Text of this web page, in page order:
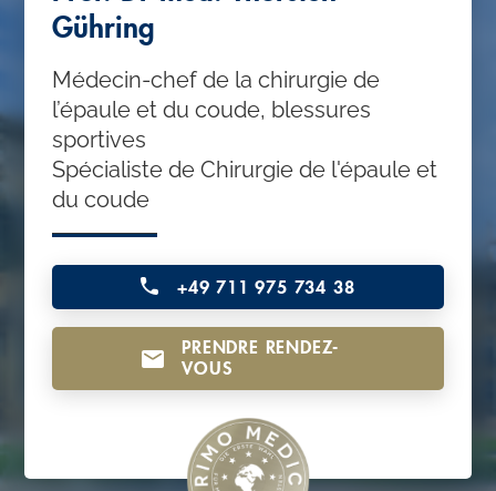
o
Gühring
Médecin-chef de la chirurgie de
l’épaule et du coude, blessures
sportives
Spécialiste de Chirurgie de l'épaule et
du coude
+49 711 975 734 38
PRENDRE RENDEZ-
VOUS